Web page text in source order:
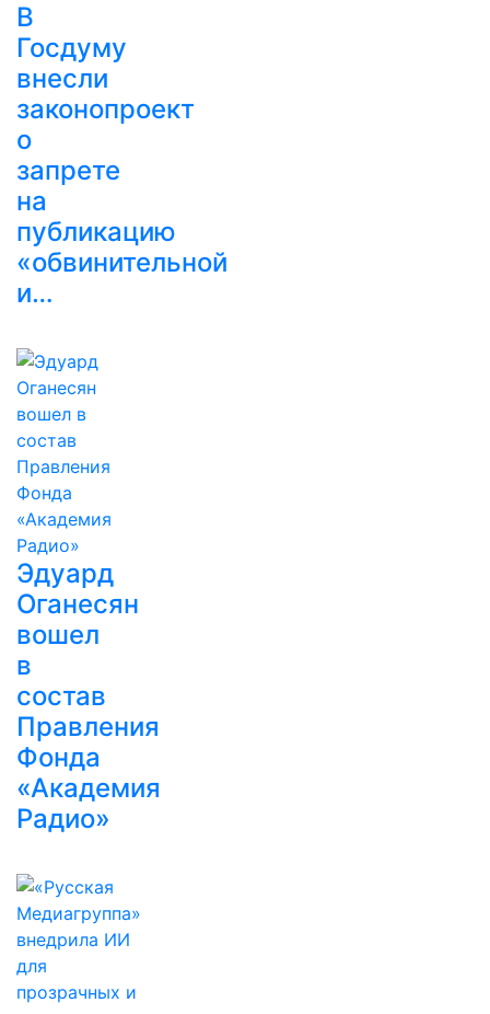
В
Госдуму
внесли
законопроект
о
запрете
на
публикацию
«обвинительной
и…
Эдуард
Оганесян
вошел
в
состав
Правления
Фонда
«Академия
Радио»